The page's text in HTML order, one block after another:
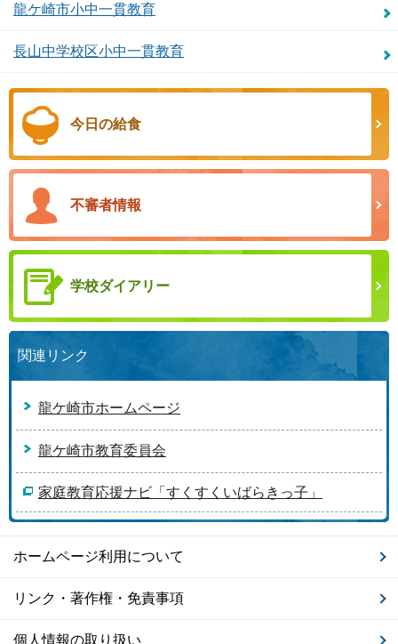
龍ケ崎市小中一貫教育
長山中学校区小中一貫教育
今日の給食
不審者情報
学校ダイアリー
関連リンク
龍ケ崎市ホームページ
龍ケ崎市教育委員会
家庭教育応援ナビ「すくすくいばらきっ子」
ホームページ利用について
リンク・著作権・免責事項
個人情報の取り扱い